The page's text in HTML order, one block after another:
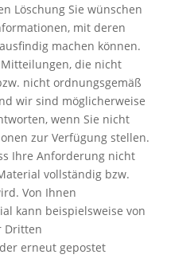
Löschung Sie wünschen
mit deren
machen können.
die nicht
nicht ordnungsgemäß
wir sind möglicherweise
wenn Sie nicht
zur Verfügung stellen.
Ihre Anforderung nicht
vollständig bzw.
Von Ihnen
kann beispielsweise von
Dritten
erneut gepostet